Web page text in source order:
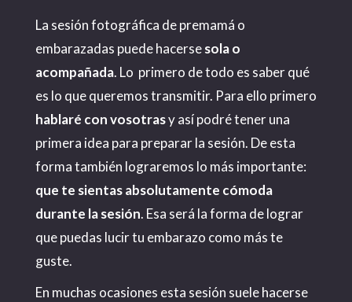
La sesión fotográfica de premamá o
embarazadas puede hacersesola o
acompañada. Lo primero de todo es saber qué
es lo que queremos transmitir. Para ello primero
hablaré con vosotrasy así podré tener una
primera idea para preparar la sesión. De esta
forma también lograremos lo más importante:
que te sientas absolutamente cómoda
durante la sesión. Esa será la forma de lograr
que puedas lucir tu embarazo como más te
guste.
En muchas ocasiones esta sesión suele hacerse